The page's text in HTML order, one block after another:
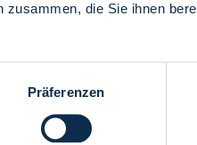
zusammen, die Sie ihnen
Präferenzen